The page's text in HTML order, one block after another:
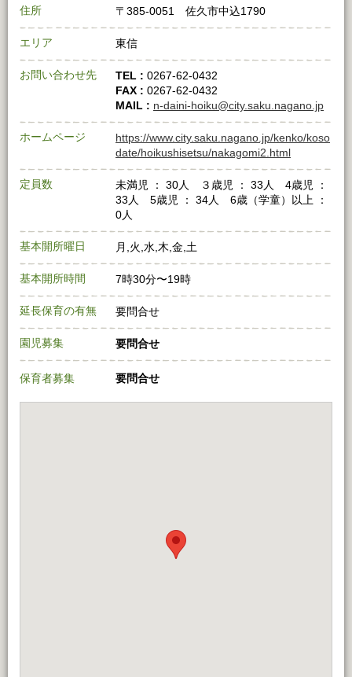
住所 〒385-0051 佐久市中込1790
エリア 東信
お問い合わせ先 TEL : 0267-62-0432
FAX : 0267-62-0432
MAIL : n-daini-hoiku@city.saku.nagano.jp
ホームページ
https://www.city.saku.nagano.jp/kenko/koso
date/hoikushisetsu/nakagomi2.html
定員数
未満児 ： 30人 ３歳児 ： 33人 4歳児 ：
33人 5歳児 ： 34人 6歳（学童）以上 ：
0人
基本開所曜日 月,火,水,木,金,土
基本開所時間 7時30分〜19時
延長保育の有無 要問合せ
園児募集 要問合せ
保育者募集 要問合せ